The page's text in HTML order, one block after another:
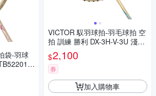
袋-羽球
VICTOR 馭羽球拍-羽毛球拍 空
拍 訓練 勝利 DX-3H-V-3U 淺黃
白藍
$2,100
券
加入購物車